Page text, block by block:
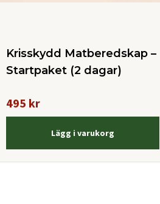
Krisskydd Matberedskap –
Startpaket (2 dagar)
495 kr
Lägg i varukorg